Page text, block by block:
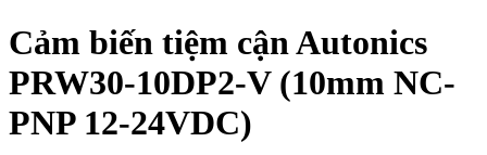
Cảm biến tiệm cận Autonics
PRW30-10DP2-V (10mm NC-
PNP 12-24VDC)